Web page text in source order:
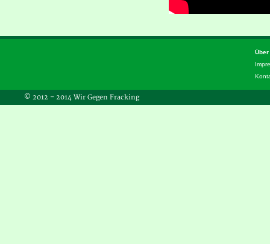
Über
© 2012 – 2014 Wir Gegen Fracking